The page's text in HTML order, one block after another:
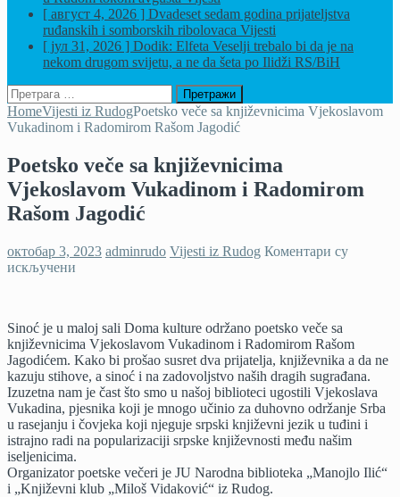
[ август 4, 2026 ] Dvadeset sedam godina prijateljstva
ruđanskih i somborskih ribolovaca Vijesti
[ јул 31, 2026 ] Dodik: Elfeta Veselji trebalo bi da je na
nekom drugom svijetu, a ne da šeta po Ilidži RS/BiH
Претрага
за:
HomeVijesti iz RudogPoetsko veče sa književnicima Vjekoslavom
Vukadinom i Radomirom Rašom Jagodić
Poetsko veče sa književnicima
Vjekoslavom Vukadinom i Radomirom
Rašom Jagodić
октобар 3, 2023 adminrudo Vijesti iz Rudog Коментари су
искључени
književnicima
Vjekoslavom
Vukadinom
i
Radomirom
Rašom
Jagodić
Sinoć je u maloj sali Doma kulture održano poetsko veče sa
književnicima Vjekoslavom Vukadinom i Radomirom Rašom
Jagodićem. Kako bi prošao susret dva prijatelja, književnika a da ne
kazuju stihove, a sinoć i na zadovoljstvo naših dragih sugrađana.
Izuzetna nam je čast što smo u našoj biblioteci ugostili Vjekoslava
Vukadina, pjesnika koji je mnogo učinio za duhovno održanje Srba
u rasejanju i čovjeka koji njeguje srpski književni jezik u tuđini i
istrajno radi na popularizaciji srpske književnosti među našim
iseljenicima.
Organizator poetske večeri je JU Narodna biblioteka „Manojlo Ilić“
i „Književni klub „Miloš Vidaković“ iz Rudog.